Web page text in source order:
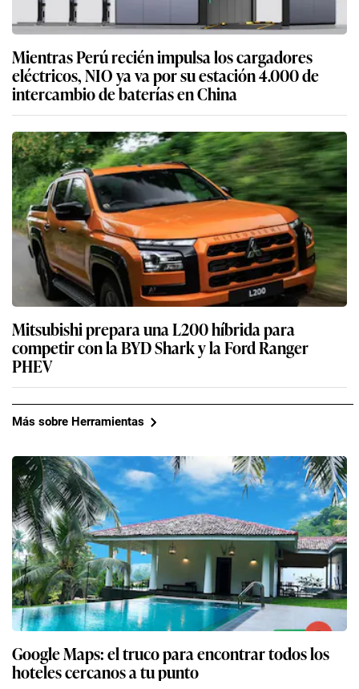
Mientras Perú recién impulsa los cargadores
eléctricos, NIO ya va por su estación 4.000 de
intercambio de baterías en China
Mitsubishi prepara una L200 híbrida para
competir con la BYD Shark y la Ford Ranger
PHEV
Más sobre Herramientas
Google Maps: el truco para encontrar todos los
hoteles cercanos a tu punto